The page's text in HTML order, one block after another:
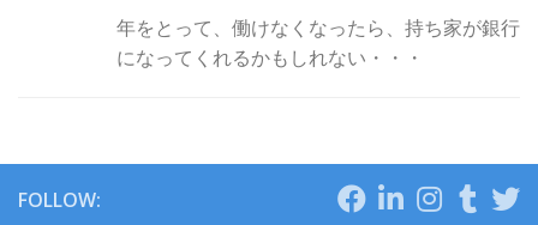
年をとって、働けなくなったら、持ち家が銀行
になってくれるかもしれない・・・
FOLLOW: